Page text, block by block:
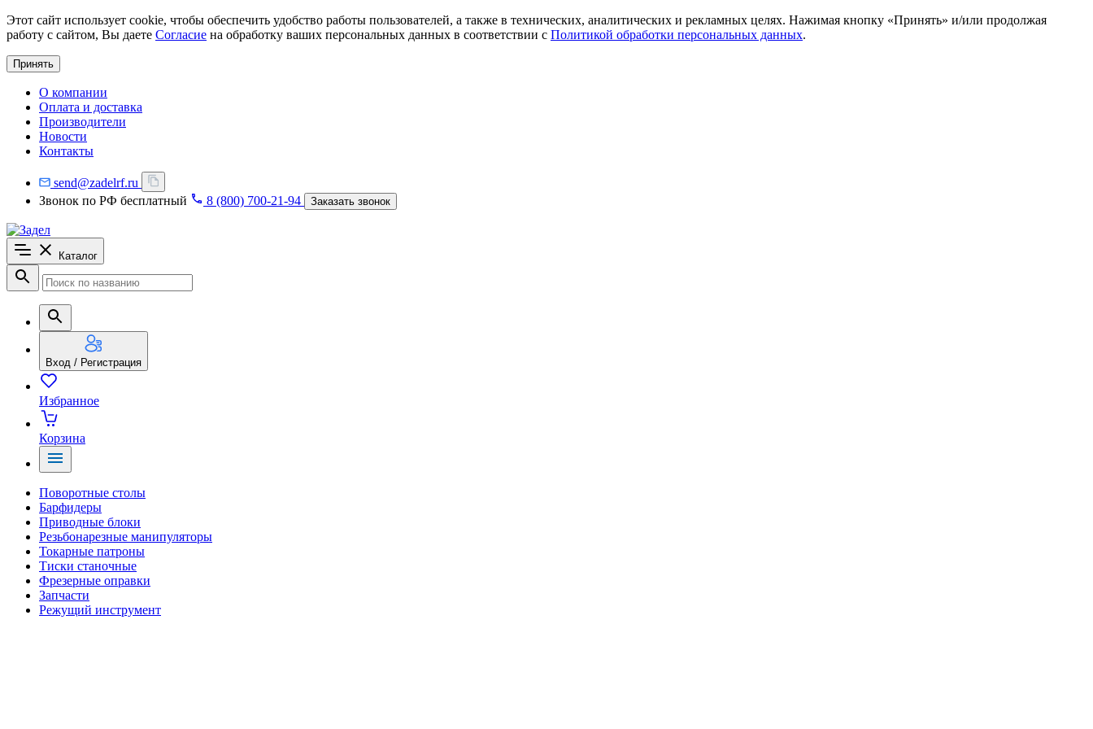
Этот сайт использует cookie, чтобы обеспечить удобство работы пользователей, а также в технических, аналитических и рекламных целях. Нажимая кнопку «Принять» и/или продолжая
работу с сайтом, Вы даете Согласие на обработку ваших персональных данных в соответствии с Политикой обработки персональных данных.
Принять
О компании
Оплата и доставка
Производители
Новости
Контакты
send@zadelrf.ru
Звонок по РФ бесплатный
8 (800) 700-21-94 Заказать звонок
Каталог
Вход / Регистрация
Избранное
Корзина
Поворотные столы
Барфидеры
Приводные блоки
Резьбонарезные манипуляторы
Токарные патроны
Тиски станочные
Фрезерные оправки
Запчасти
Режущий инструмент